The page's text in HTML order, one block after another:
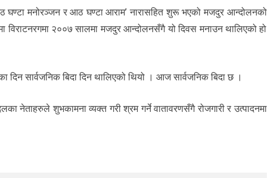
घण्टा मनोरञ्जन र आठ घण्टा आराम’ नारासहित शुरू भएको मजदुर आन्दोलनको
विराटनरगमा २००७ सालमा मजदुर आन्दोलनसँगै यो दिवस मनाउन थालिएको हो
दिन सार्वजनिक बिदा दिन थालिएको थियो । आज सार्वजनिक बिदा छ ।
नेताहरुले शुभकामना व्यक्त गरी श्रम गर्ने वातावरणसँगै रोजगारी र उत्पादनमा